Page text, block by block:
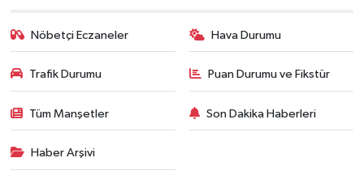
Nöbetçi Eczaneler Hava Durumu
Trafik Durumu Puan Durumu ve Fikstür
Tüm Manşetler Son Dakika Haberleri
Haber Arşivi